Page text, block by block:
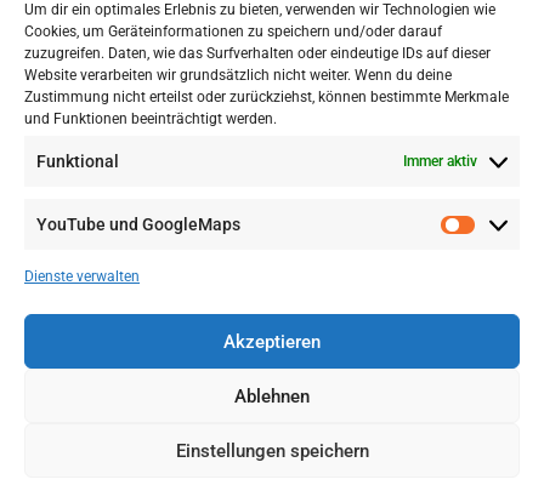
Um dir ein optimales Erlebnis zu bieten, verwenden wir Technologien wie
Cookies, um Geräteinformationen zu speichern und/oder darauf
zuzugreifen. Daten, wie das Surfverhalten oder eindeutige IDs auf dieser
Website verarbeiten wir grundsätzlich nicht weiter. Wenn du deine
Zustimmung nicht erteilst oder zurückziehst, können bestimmte Merkmale
und Funktionen beeinträchtigt werden.
Funktional Immer aktiv
YouTube und GoogleMaps
Dienste verwalten
Akzeptieren
Ablehnen
Einstellungen speichern
VERWALTUNG